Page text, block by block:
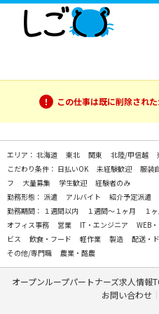
この仕事は既に削除され
エリア： 北海道 東北 関東 北陸/甲信越
こだわり条件： 日払いOK 未経験歓迎 服装
フ
大量募集 学生歓迎
経験者のみ
勤務形態： 派遣 アルバイト 紹介予定派遣
勤務期間： １週間以内 １週間～１ヶ月 １
オフィス事務
営業 IT・エンジニア WEB
ビス
飲食・フード 軽作業 製造 配送・
その他/専門職
農業・酪農
オープンループパートナーズ求人情報
お問い合わせ